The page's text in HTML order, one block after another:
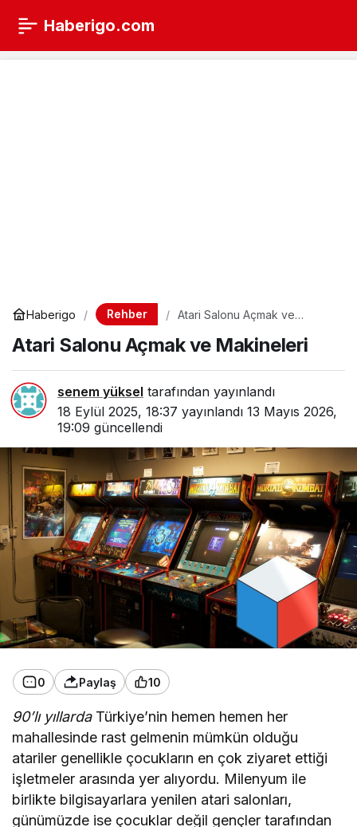
Haberigo.com
Haberigo Rehber
Atari Salonu Açmak ve
Atari Salonu Açmak ve Makineleri
senem yüksel tarafından yayınlandı
18 Eylül 2025, 18:37 yayınlandı 13 Mayıs 2026,
19:09 güncellendi
0 Paylaş 10
90’lı yıllardaTürkiye’nin hemen hemen her
mahallesinde rast gelmenin mümkün olduğu
atariler genellikle çocukların en çok ziyaret ettiği
işletmeler arasında yer alıyordu. Milenyum ile
birlikte bilgisayarlara yenilen atari salonları,
günümüzde ise çocuklar değil gençler tarafından